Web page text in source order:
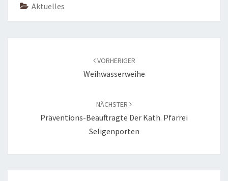
Aktuelles
VORHERIGER
Weihwasserweihe
NÄCHSTER
Präventions-Beauftragte Der Kath. Pfarrei
Seligenporten